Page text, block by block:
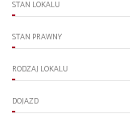
STAN LOKALU
STAN PRAWNY
RODZAJ LOKALU
DOJAZD